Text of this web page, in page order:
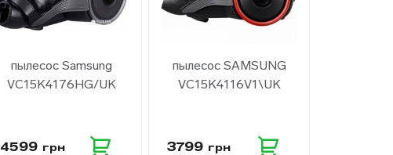
Конвектора
пылесос Samsung
VC15K4176HG/UK
4599 грн
пылесос SAMSUNG
VC15K4116V1\UK
3799 грн